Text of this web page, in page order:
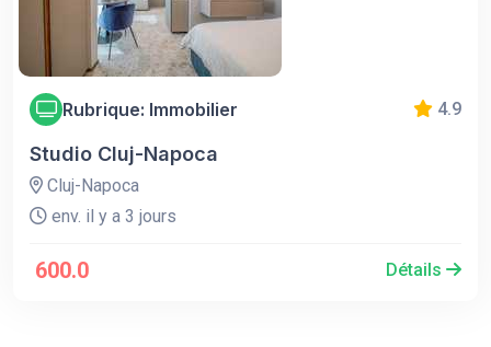
Rubrique: Immobilier 4.9
Studio Cluj-Napoca
Cluj-Napoca
env. il y a 3 jours
600.0 Détails